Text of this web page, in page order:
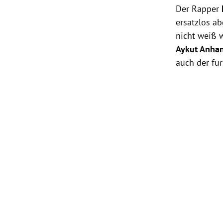
Der Rapper
ersatzlos
nicht weiß
Aykut
auch der